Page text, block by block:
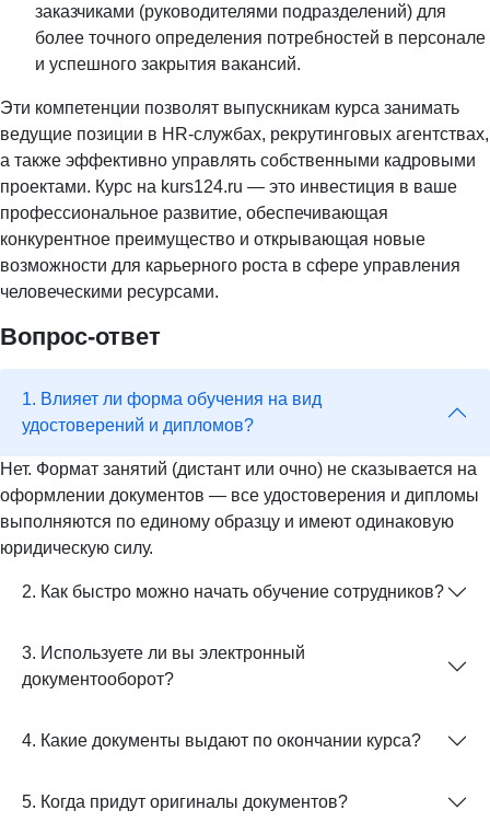
заказчиками (руководителями подразделений) для
более точного определения потребностей в персонале
и успешного закрытия вакансий.
Эти компетенции позволят выпускникам курса занимать
ведущие позиции в HR-службах, рекрутинговых агентствах,
а также эффективно управлять собственными кадровыми
проектами. Курс на kurs124.ru — это инвестиция в ваше
профессиональное развитие, обеспечивающая
конкурентное преимущество и открывающая новые
возможности для карьерного роста в сфере управления
человеческими ресурсами.
Вопрос-ответ
1. Влияет ли форма обучения на вид
удостоверений и дипломов?
Нет. Формат занятий (дистант или очно) не сказывается на
оформлении документов — все удостоверения и дипломы
выполняются по единому образцу и имеют одинаковую
юридическую силу.
2. Как быстро можно начать обучение сотрудников?
3. Используете ли вы электронный
документооборот?
4. Какие документы выдают по окончании курса?
5. Когда придут оригиналы документов?